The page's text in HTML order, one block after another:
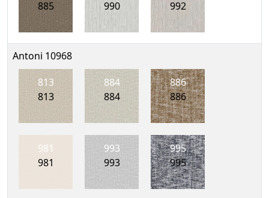
885 990 992
Antoni 10968
813
813
884
884
886
886
981
981
993
993
995
995